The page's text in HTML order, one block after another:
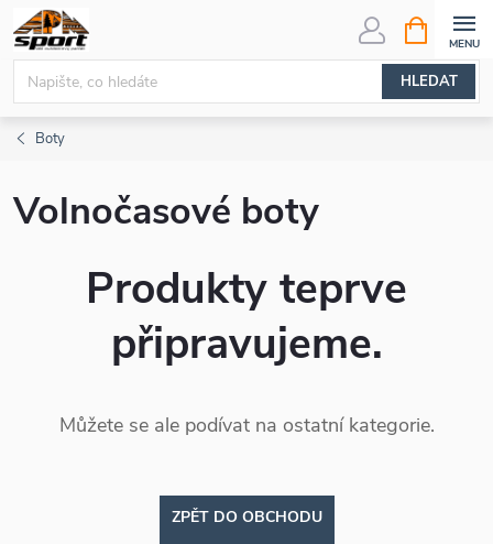
Přejít
na
obsah
HLEDAT
NÁKUPNÍ
KOŠÍK
Boty
Volnočasové boty
Produkty teprve
připravujeme.
Můžete se ale podívat na ostatní kategorie.
ZPĚT DO OBCHODU